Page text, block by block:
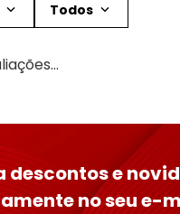
de 1 a 5 estrelas
★
Todos
descontos e
no seu e-